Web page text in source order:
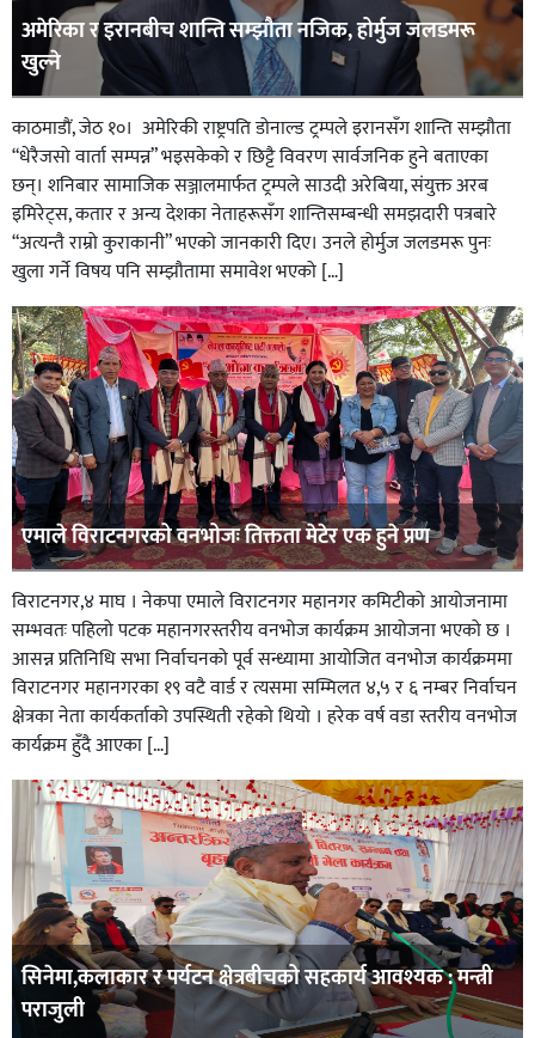
अमेरिका र इरानबीच शान्ति सम्झौता नजिक, होर्मुज जलडमरू
खुल्ने
काठमाडाैं, जेठ १०। अमेरिकी राष्ट्रपति डोनाल्ड ट्रम्पले इरानसँग शान्ति सम्झौता
“धेरैजसो वार्ता सम्पन्न” भइसकेको र छिट्टै विवरण सार्वजनिक हुने बताएका
छन्। शनिबार सामाजिक सञ्जालमार्फत ट्रम्पले साउदी अरेबिया, संयुक्त अरब
इमिरेट्स, कतार र अन्य देशका नेताहरूसँग शान्तिसम्बन्धी समझदारी पत्रबारे
“अत्यन्तै राम्रो कुराकानी” भएको जानकारी दिए। उनले होर्मुज जलडमरू पुनः
खुला गर्ने विषय पनि सम्झौतामा समावेश भएको […]
एमाले विराटनगरको वनभोजः तिक्तता मेटेर एक हुने प्रण
विराटनगर,४ माघ । नेकपा एमाले विराटनगर महानगर कमिटीको आयोजनामा
सम्भवतः पहिलो पटक महानगरस्तरीय वनभोज कार्यक्रम आयोजना भएको छ ।
आसन्न प्रतिनिधि सभा निर्वाचनको पूर्व सन्ध्यामा आयोजित वनभोज कार्यक्रममा
विराटनगर महानगरका १९ वटै वार्ड र त्यसमा सम्मिलत ४,५ र ६ नम्बर निर्वाचन
क्षेत्रका नेता कार्यकर्ताको उपस्थिती रहेको थियो । हरेक वर्ष वडा स्तरीय वनभोज
कार्यक्रम हुँदै आएका […]
सिनेमा,कलाकार र पर्यटन क्षेत्रबीचको सहकार्य आवश्यक : मन्त्री
पराजुली